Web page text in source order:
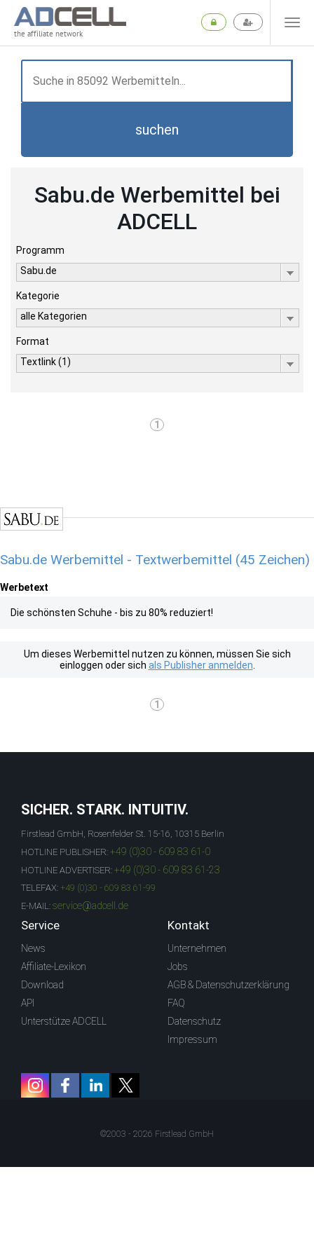
the affiliate network
suchen
Sabu.de Werbemittel bei
ADCELL
Programm
Sabu.de
Kategorie
alle Kategorien
Format
Textlink (1)
1
Sabu.de Werbemittel - Textwerbemittel (45 Zeichen)
Werbetext
Die schönsten Schuhe - bis zu 80% reduziert!
Um dieses Werbemittel nutzen zu können, müssen Sie sich
einloggen oder sich als Publisher anmelden
1
SICHER. STARK. INTUITIV.
Firstlead GmbH, Rosenfelder St. 15-16, 10315 Berlin
HOTLINE PUBLISHER: +49 (0)30 - 609 83 61-0
HOTLINE ADVERTISER: +49 (0)30 - 609 83 61-23
TELEFAX: +49 (0)30 - 609 83 61-99
E-MAIL: service@adcell.de
Service
News
Affiliate-Lexikon
Download
API
Unterstütze ADCELL
Kontakt
Unternehmen
Jobs
AGB & Datenschutzerklärung
FAQ
Datenschutz
Impressum
©2003 - 2026 Firstlead GmbH